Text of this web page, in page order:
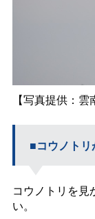
【写真提供：雲
■コウノトリ
コウノトリを見
い。